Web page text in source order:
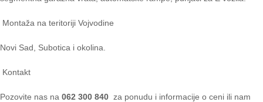
Montaža na teritoriji Vojvodine
Novi Sad, Subotica i okolina.
Kontakt
Pozovite nas na 062 300 840 za ponudu i informacije o ceni ili nam